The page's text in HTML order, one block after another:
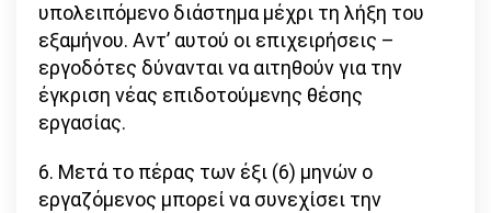
υπολειπόμενο διάστημα μέχρι τη λήξη του
εξαμήνου. Αντ’ αυτού οι επιχειρήσεις –
εργοδότες δύνανται να αιτηθούν για την
έγκριση νέας επιδοτούμενης θέσης
εργασίας.
6. Μετά το πέρας των έξι (6) μηνών ο
εργαζόμενος μπορεί να συνεχίσει την